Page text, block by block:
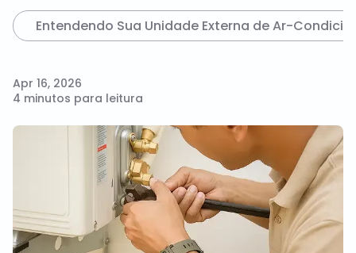
Entendendo Sua Unidade Externa de Ar-
Apr 16, 2026
4 minutos para leitura